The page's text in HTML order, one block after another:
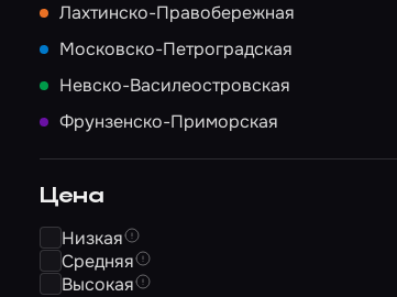
Лахтинско-Правобережная
Московско-Петроградская
Невско-Василеостровская
Фрунзенско-Приморская
Цена
Низкая
Средняя
Высокая